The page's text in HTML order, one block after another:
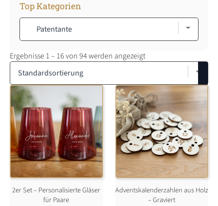
Top Kategorien
Ergebnisse 1 – 16 von 94 werden angezeigt
2er Set – Personalisierte Gläser
für Paare
Adventskalenderzahlen aus Holz
– Graviert